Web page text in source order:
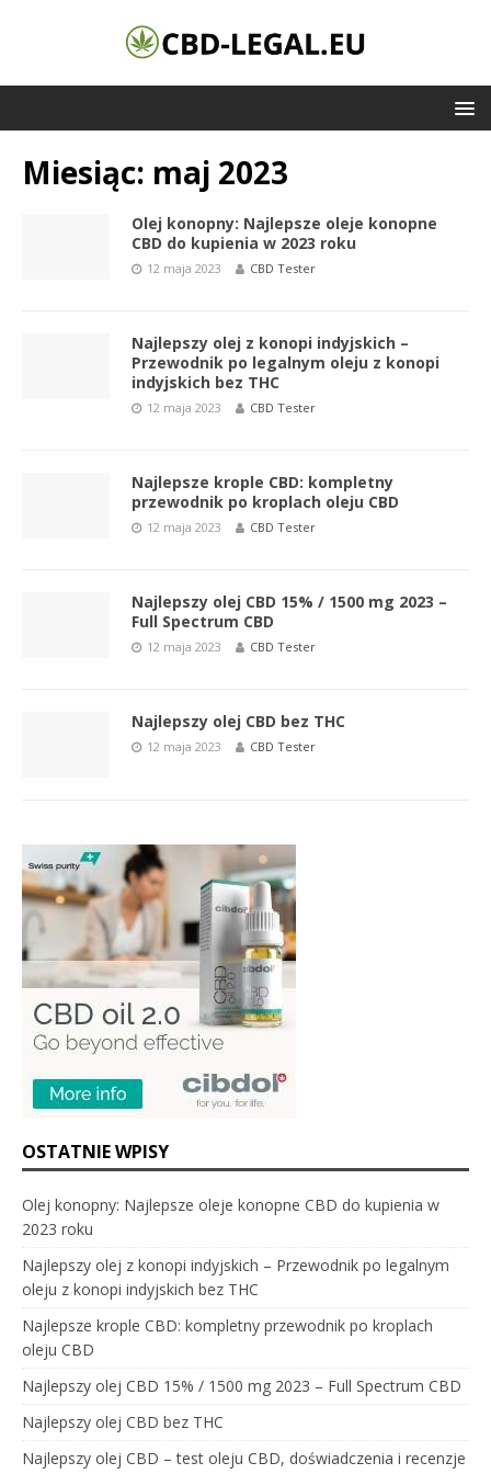
Miesiąc: maj 2023
Olej konopny: Najlepsze oleje konopne
CBD do kupienia w 2023 roku
12 maja 2023 CBD Tester
Najlepszy olej z konopi indyjskich –
Przewodnik po legalnym oleju z konopi
indyjskich bez THC
12 maja 2023 CBD Tester
Najlepsze krople CBD: kompletny
przewodnik po kroplach oleju CBD
12 maja 2023 CBD Tester
Najlepszy olej CBD 15% / 1500 mg 2023 –
Full Spectrum CBD
12 maja 2023 CBD Tester
Najlepszy olej CBD bez THC
12 maja 2023 CBD Tester
OSTATNIE WPISY
Olej konopny: Najlepsze oleje konopne CBD do kupienia w
2023 roku
Najlepszy olej z konopi indyjskich – Przewodnik po legalnym
oleju z konopi indyjskich bez THC
Najlepsze krople CBD: kompletny przewodnik po kroplach
oleju CBD
Najlepszy olej CBD 15% / 1500 mg 2023 – Full Spectrum CBD
Najlepszy olej CBD bez THC
Najlepszy olej CBD – test oleju CBD, doświadczenia i recenzje